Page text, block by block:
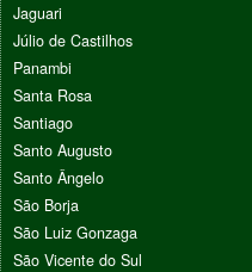
Jaguari
Júlio de Castilhos
Panambi
Santa Rosa
Santiago
Santo Augusto
Santo Ângelo
São Borja
São Luiz Gonzaga
São Vicente do Sul